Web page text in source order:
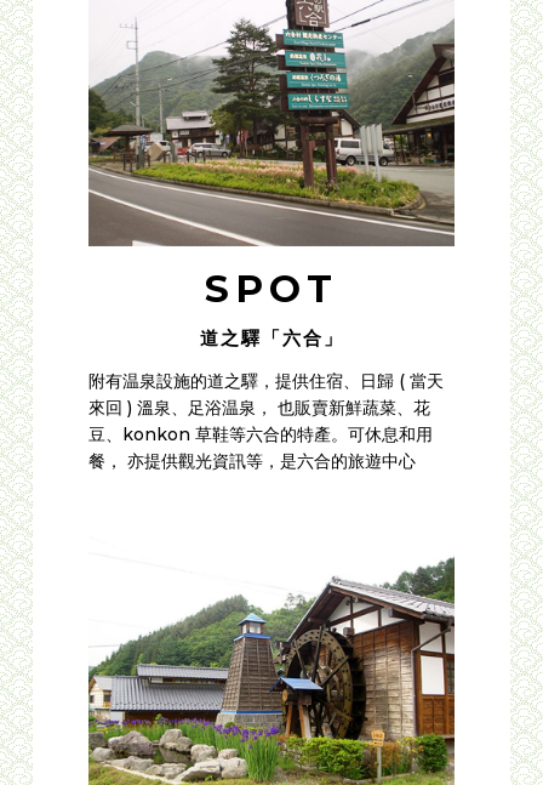
SPOT
道之驛「六合」
附有温泉設施的道之驛，提供住宿、日歸 ( 當天
來回 ) 溫泉、足浴温泉， 也販賣新鮮蔬菜、花
豆、konkon 草鞋等六合的特產。可休息和用
餐， 亦提供觀光資訊等，是六合的旅遊中心